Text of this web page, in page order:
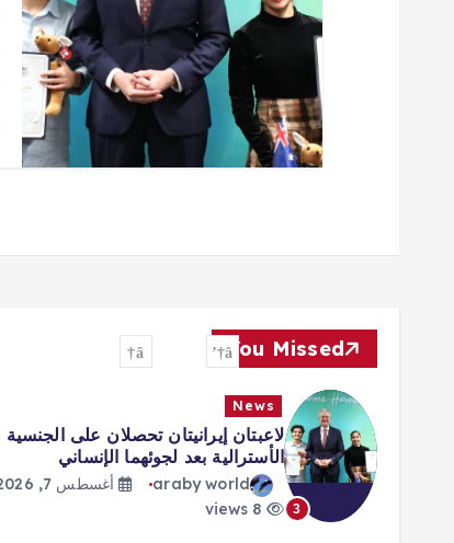
You Missed
3
News
لاعبتان إيرانيتان تحصلان على الجنسية
الأسترالية بعد لجوئهما الإنساني
araby world
أغسطس 7, 2026